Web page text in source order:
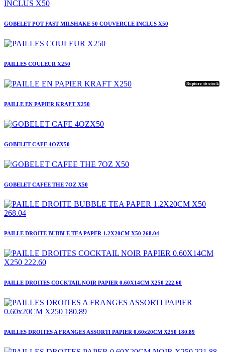
GOBELET POT FAST MILSHAKE 50 COUVERCLE INCLUS X50
PAILLES COULEUR X250
Rupture de stock
PAILLE EN PAPIER KRAFT X250
GOBELET CAFE 4OZX50
GOBELET CAFEE THE 7OZ X50
PAILLE DROITE BUBBLE TEA PAPER 1.2X20CM X50 268.04
PAILLE DROITES COCKTAIL NOIR PAPIER 0.60X14CM X250 222.60
PAILLES DROITES A FRANGES ASSORTI PAPIER 0.60x20CM X250 180.89